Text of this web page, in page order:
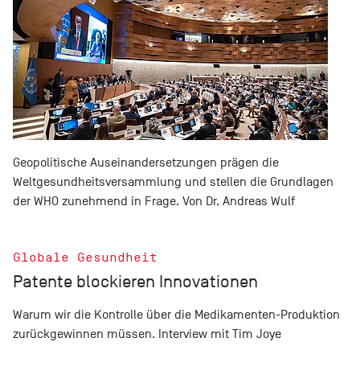
Geopolitische Auseinandersetzungen prägen die
Weltgesundheitsversammlung und stellen die Grundlagen
der WHO zunehmend in Frage. Von Dr. Andreas Wulf
Globale Gesundheit
Patente blockieren Innovationen
Warum wir die Kontrolle über die Medikamenten-Produktion
zurückgewinnen müssen. Interview mit Tim Joye